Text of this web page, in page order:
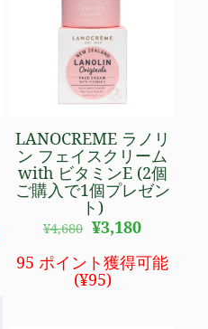
LANOCREME ラノリ
ン フェイスクリーム
with ビタミンE (2個
ご購入で1個プレゼン
ト)
¥4,680 元
価
格
は
¥3,180現
の
価
95 ポイント獲得可能
(¥95)